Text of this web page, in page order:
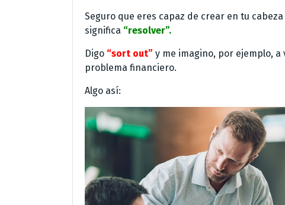
Seguro que eres capaz de crear en tu
significa “resolver”.
Digo “sort out” y me imagino, por ejemplo,
problema financiero.
Algo así: